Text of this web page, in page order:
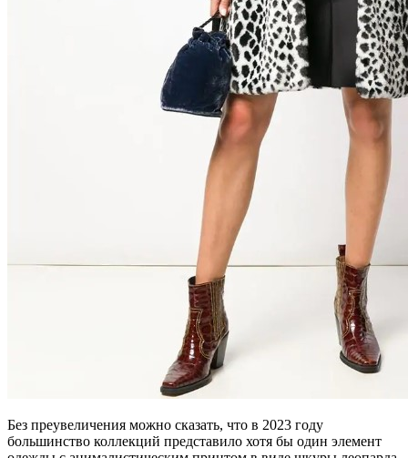
Без преувеличения можно сказать, что в 2023 году
большинство коллекций представило хотя бы один элемент